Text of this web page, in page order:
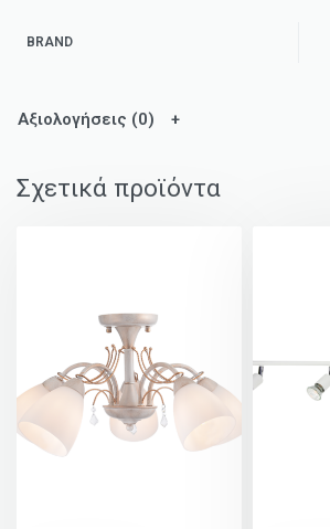
BRAND
Αξιολογήσεις (0)
Σχετικά προϊόντα